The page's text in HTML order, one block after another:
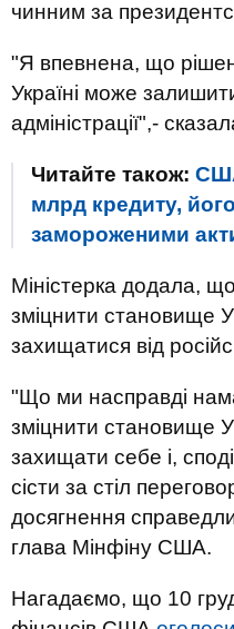
чинним за
"Я впевнена, що
Україні може
адміністрації",-
Читайте також:
млрд кредиту,
замороженими
Міністерка додала,
зміцнити становище
захищатися від
"Що ми насправді
зміцнити становище
захищати себе і,
сісти за стіл
досягнення
глава Мінфіну США.
Нагадаємо, що 10